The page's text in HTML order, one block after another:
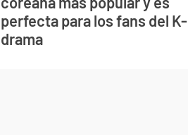
perfecta para los fans del K-
drama